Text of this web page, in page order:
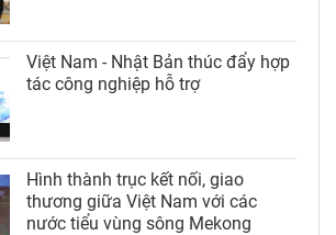
Việt Nam - Nhật Bản thúc đẩy hợp
tác công nghiệp hỗ trợ
Hình thành trục kết nối, giao
thương giữa Việt Nam với các
nước tiểu vùng sông Mekong